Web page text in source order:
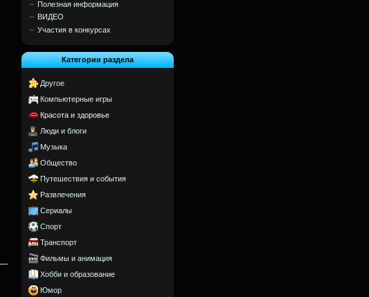
Полезная информация
ВИДЕО
Участия в конкурсах
Категории раздела
Другое
Компьютерные игры
Красота и здоровье
Люди и блоги
Музыка
Общество
Путешествия и события
Развлечения
Сериалы
Спорт
Транспорт
Фильмы и анимация
Хобби и образование
Юмор